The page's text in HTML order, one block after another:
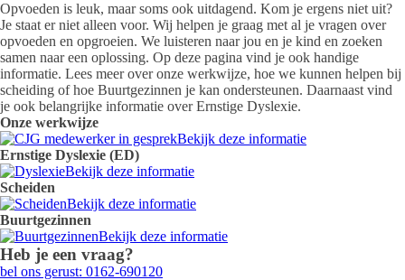
Opvoeden is leuk, maar soms ook uitdagend. Kom je ergens niet uit?
Je staat er niet alleen voor. Wij helpen je graag met al je vragen over
opvoeden en opgroeien. We luisteren naar jou en je kind en zoeken
samen naar een oplossing. Op deze pagina vind je ook handige
informatie. Lees meer over onze werkwijze, hoe we kunnen helpen bij
scheiding of hoe Buurtgezinnen je kan ondersteunen. Daarnaast vind
je ook belangrijke informatie over Ernstige Dyslexie.
Onze werkwijze
Bekijk deze informatie
Ernstige Dyslexie (ED)
Bekijk deze informatie
Scheiden
Bekijk deze informatie
Buurtgezinnen
Bekijk deze informatie
Heb je een vraag?
bel ons gerust: 0162-690120